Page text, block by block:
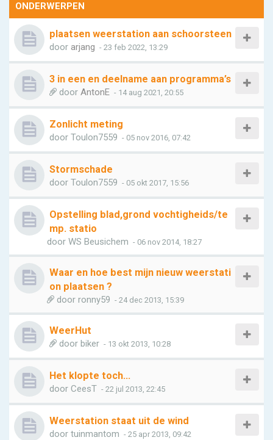
ONDERWERPEN
plaatsen weerstation aan schoorsteen
door arjang - 23 feb 2022, 13:29
3 in een en deelname aan programma’s
door AntonE - 14 aug 2021, 20:55
Zonlicht meting
door Toulon7559 - 05 nov 2016, 07:42
Stormschade
door Toulon7559 - 05 okt 2017, 15:56
Opstelling blad,grond vochtigheids/te
mp. statio
door WS Beusichem - 06 nov 2014, 18:27
Waar en hoe best mijn nieuw weerstati
on plaatsen ?
door ronny59 - 24 dec 2013, 15:39
WeerHut
door biker - 13 okt 2013, 10:28
Het klopte toch...
door CeesT - 22 jul 2013, 22:45
Weerstation staat uit de wind
door tuinmantom - 25 apr 2013, 09:42